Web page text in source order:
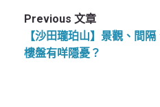
Previous 文章
【沙田瓏珀山】景觀、間
樓盤有咩隱憂？